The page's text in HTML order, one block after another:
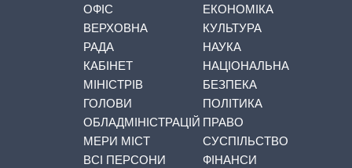
ОФІС
ВЕРХОВНА
РАДА
КАБІНЕТ
МІНІСТРІВ
ГОЛОВИ
ОБЛАДМІНІСТРАЦІЙ
МЕРИ МІСТ
ВСІ ПЕРСОНИ
ЕКОНОМІКА
КУЛЬТУРА
НАУКА
НАЦІОНАЛЬНА
БЕЗПЕКА
ПОЛІТИКА
ПРАВО
СУСПІЛЬСТВО
ФІНАНСИ